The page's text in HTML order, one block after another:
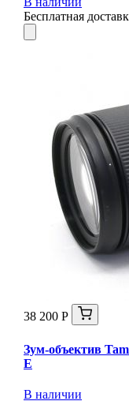
Бесплатная
38 200 Р
Зум-объектив
E
В наличии